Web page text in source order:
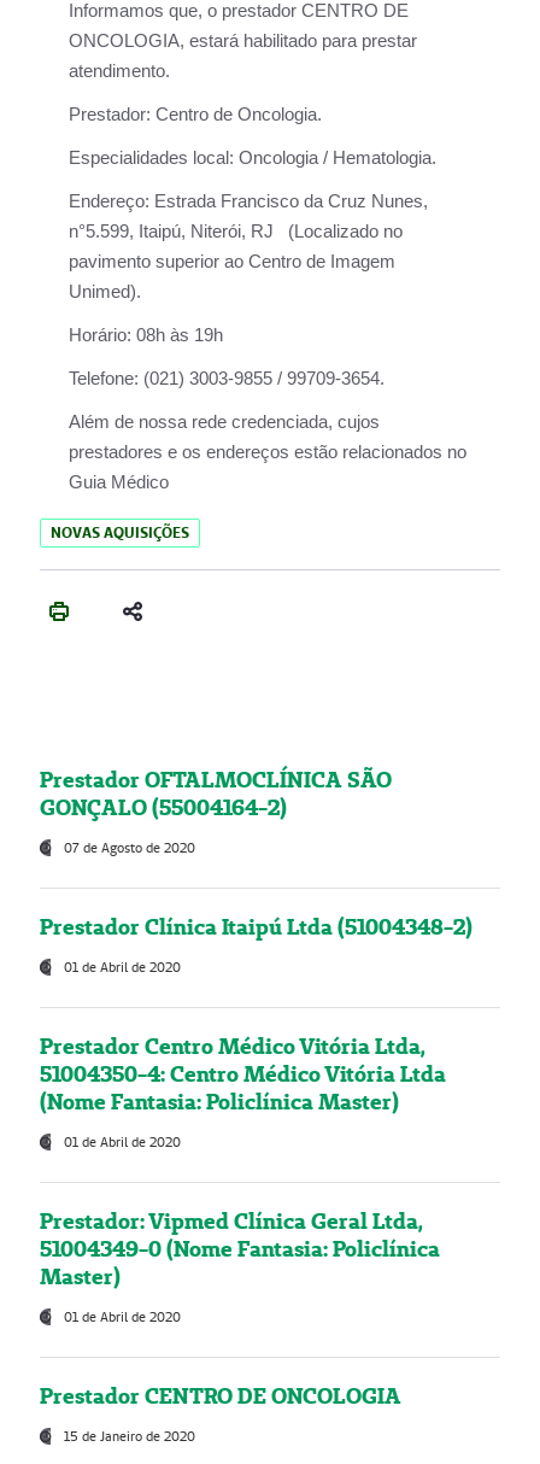
Informamos que, o prestador CENTRO DE
ONCOLOGIA, estará habilitado para prestar
atendimento.
Prestador: Centro de Oncologia.
Especialidades local: Oncologia / Hematologia.
Endereço: Estrada Francisco da Cruz Nunes,
n°5.599, Itaipú, Niterói, RJ (Localizado no
pavimento superior ao Centro de Imagem
Unimed).
Horário: 08h às 19h
Telefone: (021) 3003-9855 / 99709-3654.
Além de nossa rede credenciada, cujos
prestadores e os endereços estão relacionados no
Guia Médico
NOVAS AQUISIÇÕES
Prestador OFTALMOCLÍNICA SÃO
GONÇALO (55004164-2)
07 de Agosto de 2020
Prestador Clínica Itaipú Ltda (51004348-2)
01 de Abril de 2020
Prestador Centro Médico Vitória Ltda,
51004350-4: Centro Médico Vitória Ltda
(Nome Fantasia: Policlínica Master)
01 de Abril de 2020
Prestador: Vipmed Clínica Geral Ltda,
51004349-0 (Nome Fantasia: Policlínica
Master)
01 de Abril de 2020
Prestador CENTRO DE ONCOLOGIA
15 de Janeiro de 2020